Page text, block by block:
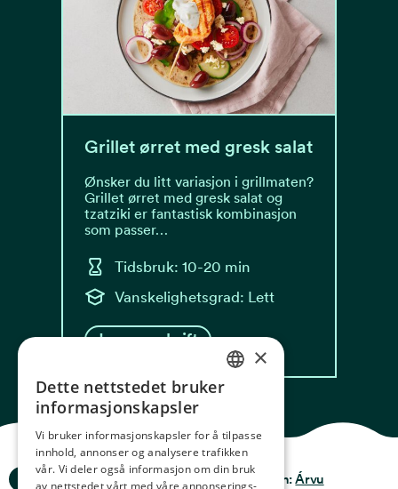
Grillet ørret med gresk salat
Ønsker du litt variasjon i grillmaten?
Grillet ørret med gresk salat og
tzatziki er fantastisk kombinasjon
som passer…
Tidsbruk: 10-20 min
Vanskelighetsgrad: Lett
Les oppskrift
Ocean Stories Privacy & Policy Design:Árvu
NORWEGIAN
GERMAN
FRENCH
×
Dette nettstedet bruker
informasjonskapsler
Vi bruker informasjonskapsler for å tilpasse
innhold, annonser og analysere trafikken
vår. Vi deler også informasjon om din bruk
av nettstedet vårt med våre annonserings-